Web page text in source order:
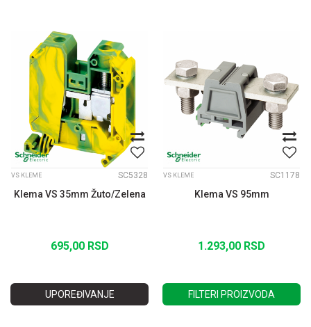
VS KLEME SC5328
Klema VS 35mm Žuto/Zelena
695,00 RSD
VS KLEME SC1178
Klema VS 95mm
1.293,00 RSD
UPOREĐIVANJE FILTERI PROIZVODA